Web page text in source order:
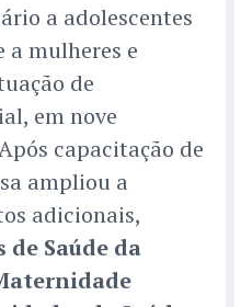
a adolescentes
a mulheres e
de
em nove
capacitação de
ampliou a
adicionais,
de Saúde da